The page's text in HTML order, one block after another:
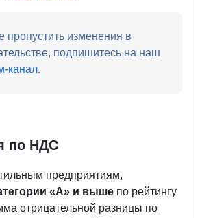
пропустить изменения в
подпишитесь на наш
канал.
по НДС
предприятиям,
«А» и выше по рейтингу
отрицательной разницы по